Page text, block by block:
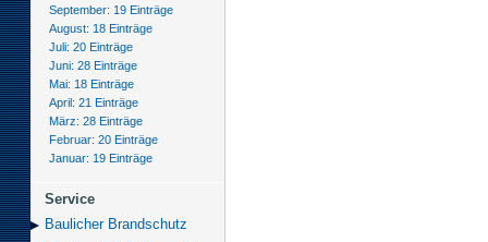
September: 19 Einträge
August: 18 Einträge
Juli: 20 Einträge
Juni: 28 Einträge
Mai: 18 Einträge
April: 21 Einträge
März: 28 Einträge
Februar: 20 Einträge
Januar: 19 Einträge
Service
Baulicher Brand­schutz